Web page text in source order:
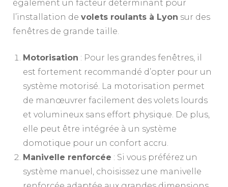
également un facteur déterminant pour
l’installation de volets roulants à Lyon sur des
fenêtres de grande taille.
Motorisation : Pour les grandes fenêtres, il
est fortement recommandé d’opter pour un
système motorisé. La motorisation permet
de manœuvrer facilement des volets lourds
et volumineux sans effort physique. De plus,
elle peut être intégrée à un système
domotique pour un confort accru.
Manivelle renforcée : Si vous préférez un
système manuel, choisissez une manivelle